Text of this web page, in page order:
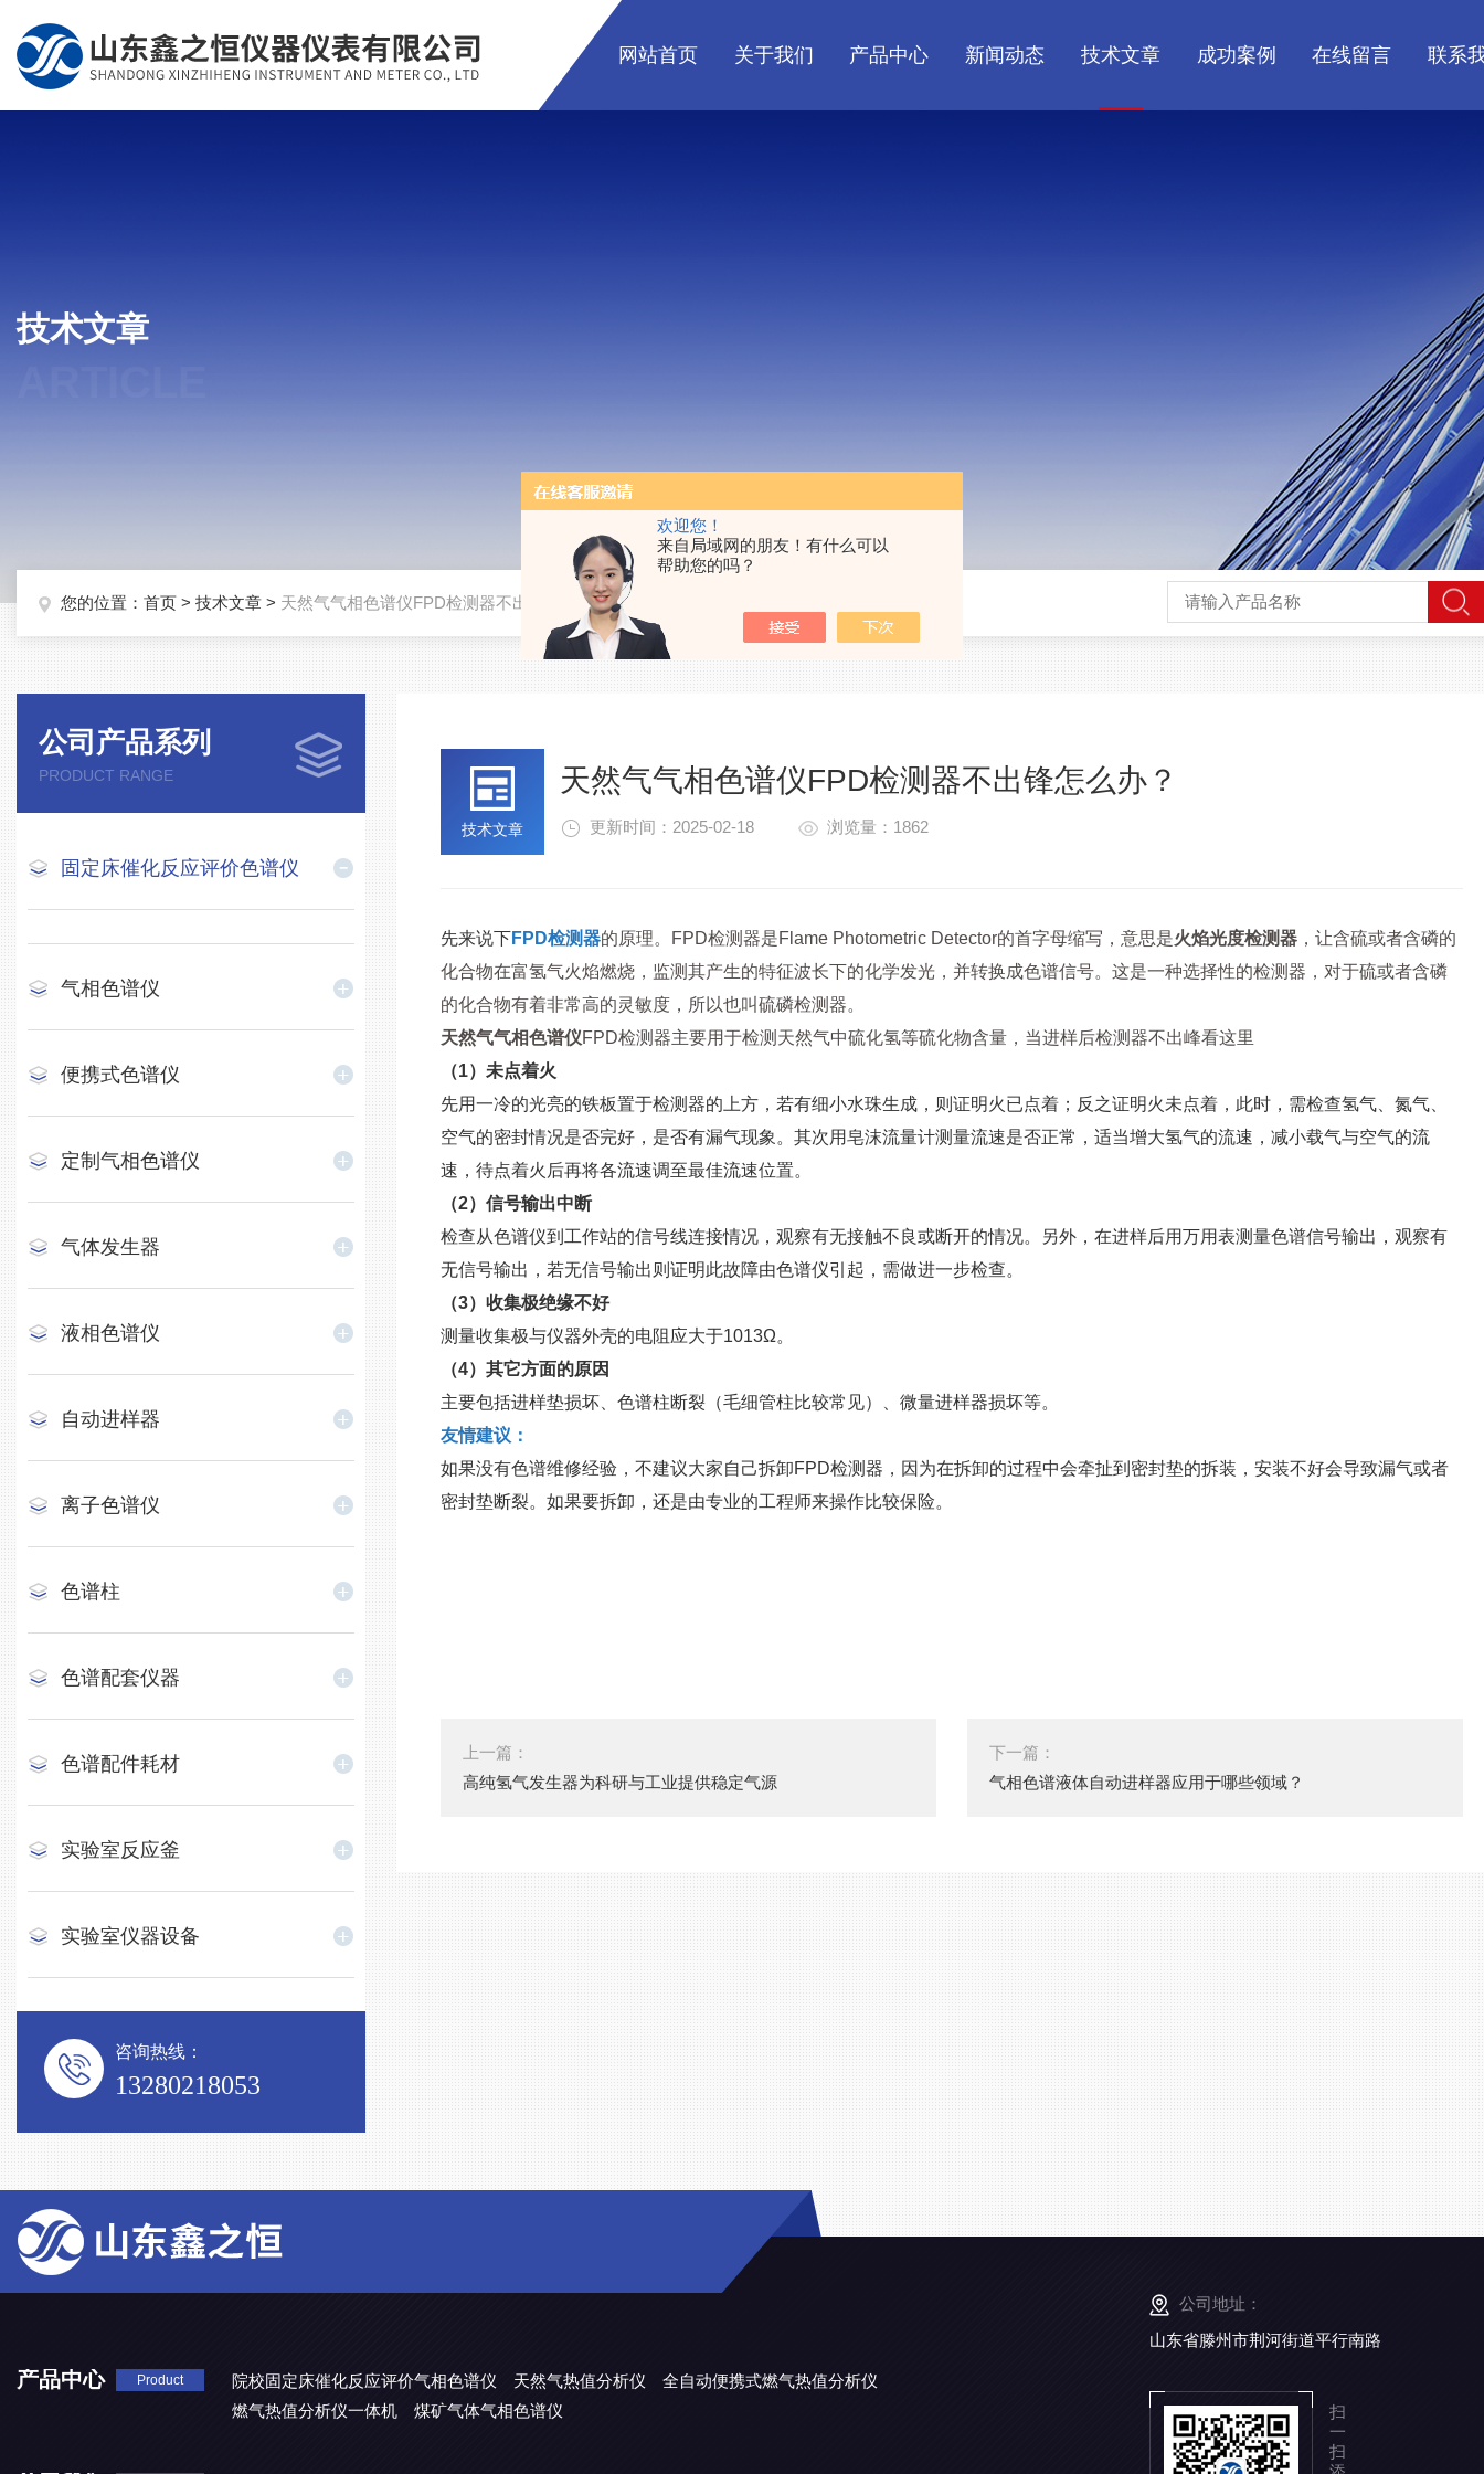
欢迎您！
来自局域网的朋友！有什么可以
帮助您的吗？
网站首页 关于我们 产品中心 新闻动态 技术文章 成功案例 在线留言 联系
技术文章
您的位置： 首页 > 技术文章 > 天然气气相色谱仪FPD检测器不出锋怎么办？
公司产品系列
PRODUCT RANGE
固定床催化反应评价色谱仪
气相色谱仪
便携式色谱仪
定制气相色谱仪
气体发生器
液相色谱仪
自动进样器
离子色谱仪
色谱柱
色谱配套仪器
色谱配件耗材
实验室反应釜
实验室仪器设备
咨询热线：
13280218053
技术文章
天然气气相色谱仪FPD检测器不出锋怎么办？
更新时间：2025-02-18 浏览量：1862
先来说下FPD检测器的原理。FPD检测器是Flame Photometric Detector的首字母缩写，意思是火焰光度检测器 ，让含硫或者含磷的
化合物在富氢气火焰燃烧，监测其产生的特征波长下的化学发光，并转换成色谱信号。这是一种选择性的检测器，对于硫或者含磷
的化合物有着非常高的灵敏度，所以也叫硫磷检测器。
天然气气相色谱仪FPD检测器主要用于检测天然气中硫化氢等硫化物含量，当进样后检测器不出峰看这里
（1）未点着火
先用一冷的光亮的铁板置于检测器的上方，若有细小水珠生成，则证明火已点着；反之证明火未点着，此时，需检查氢气、氮气、
空气的密封情况是否完好，是否有漏气现象。其次用皂沫流量计测量流速是否正常，适当增大氢气的流速，减小载气与空气的流
速，待点着火后再将各流速调至最佳流速位置。
（2）信号输出中断
检查从色谱仪到工作站的信号线连接情况，观察有无接触不良或断开的情况。另外，在进样后用万用表测量色谱信号输出，观察有
无信号输出，若无信号输出则证明此故障由色谱仪引起，需做进一步检查。
（3）收集极绝缘不好
测量收集极与仪器外壳的电阻应大于1013Ω。
（4）其它方面的原因
主要包括进样垫损坏、色谱柱断裂（毛细管柱比较常见）、微量进样器损坏等。
友情建议：
如果没有色谱维修经验，不建议大家自己拆卸FPD检测器，因为在拆卸的过程中会牵扯到密封垫的拆装，安装不好会导致漏气或者
密封垫断裂。如果要拆卸，还是由专业的工程师来操作比较保险。
上一篇：
高纯氢气发生器为科研与工业提供稳定气源
下一篇：
气相色谱液体自动进样器应用于哪些领域？
产品中心 Product 院校固定床催化反应评价气相色谱仪 天然气热值分析仪
全自动便携式燃气热值分析仪
燃气热值分析仪一体机
煤矿气体气相色谱仪
公司地址：
山东省滕州市荆河街道平行南路
扫
一
扫